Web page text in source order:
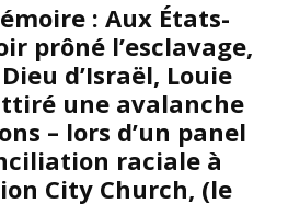
: Aux États-
prôné l’esclavage,
d’Israël, Louie
une avalanche
– lors d’un panel
raciale à
City Church, (le